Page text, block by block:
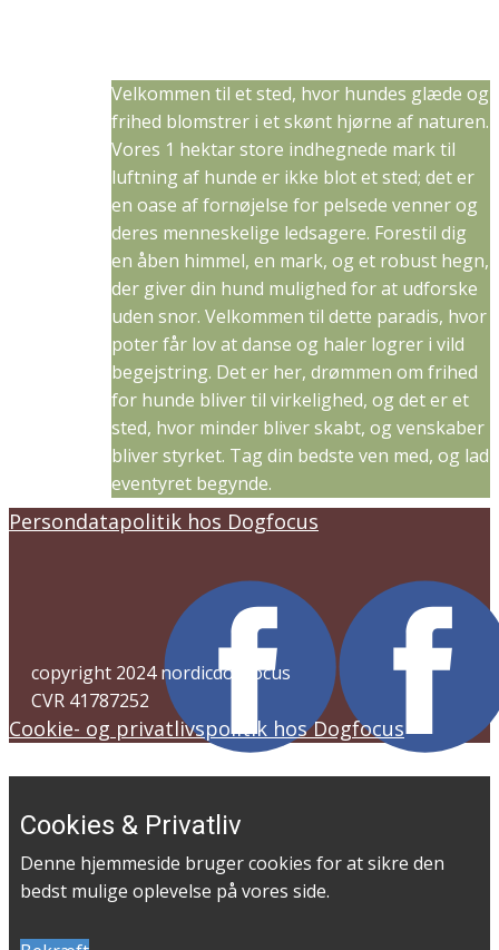
Velkommen til et sted, hvor hundes glæde og
frihed blomstrer i et skønt hjørne af naturen.
Vores 1 hektar store indhegnede mark til
luftning af hunde er ikke blot et sted; det er
en oase af fornøjelse for pelsede venner og
deres menneskelige ledsagere. Forestil dig
en åben himmel, en mark, og et robust hegn,
der giver din hund mulighed for at udforske
uden snor. Velkommen til dette paradis, hvor
poter får lov at danse og haler logrer i vild
begejstring. Det er her, drømmen om frihed
for hunde bliver til virkelighed, og det er et
sted, hvor minder bliver skabt, og venskaber
bliver styrket. Tag din bedste ven med, og lad
eventyret begynde.
Persondatapolitik hos Dogfocus
copyright 2024 nordicdogfocus
CVR 41787252
Cookie- og privatlivspolitik hos Dogfocus
Cookies & Privatliv
Denne hjemmeside bruger cookies for at sikre den
bedst mulige oplevelse på vores side.